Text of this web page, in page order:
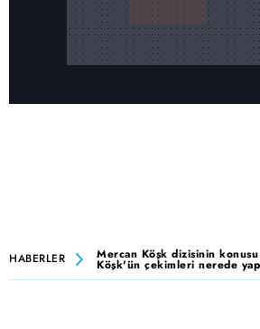
HABERLER Mercan Köşk dizisinin
Köşk'ün çekimleri nerede